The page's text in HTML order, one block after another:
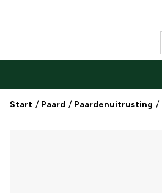
Start Paard Paardenuitrusting